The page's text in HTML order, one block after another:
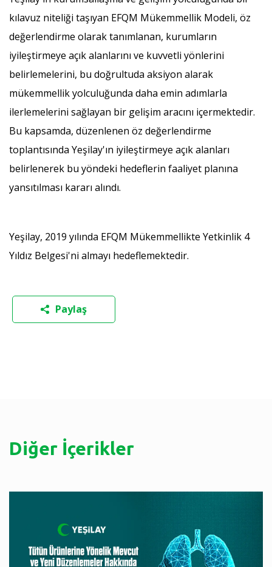
kılavuz niteliği taşıyan EFQM Mükemmellik Modeli, öz
değerlendirme olarak tanımlanan, kurumların
iyileştirmeye açık alanlarını ve kuvvetli yönlerini
belirlemelerini, bu doğrultuda aksiyon alarak
mükemmellik yolculuğunda daha emin adımlarla
ilerlemelerini sağlayan bir gelişim aracını içermektedir.
Bu kapsamda, düzenlenen öz değerlendirme
toplantısında Yeşilay'ın iyileştirmeye açık alanları
belirlenerek bu yöndeki hedeflerin faaliyet planına
yansıtılması kararı alındı.
Yeşilay, 2019 yılında EFQM Mükemmellikte Yetkinlik 4
Yıldız Belgesi'ni almayı hedeflemektedir.
Paylaş
Diğer İçerikler